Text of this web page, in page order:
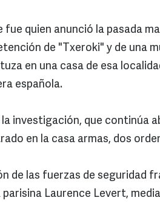
quien anunció la pasada
de "Txeroki" y de una
en una casa de esa
española.
la investigación, que continúa
en la casa armas, dos
de las fuerzas de seguridad
parisina Laurence Levert,